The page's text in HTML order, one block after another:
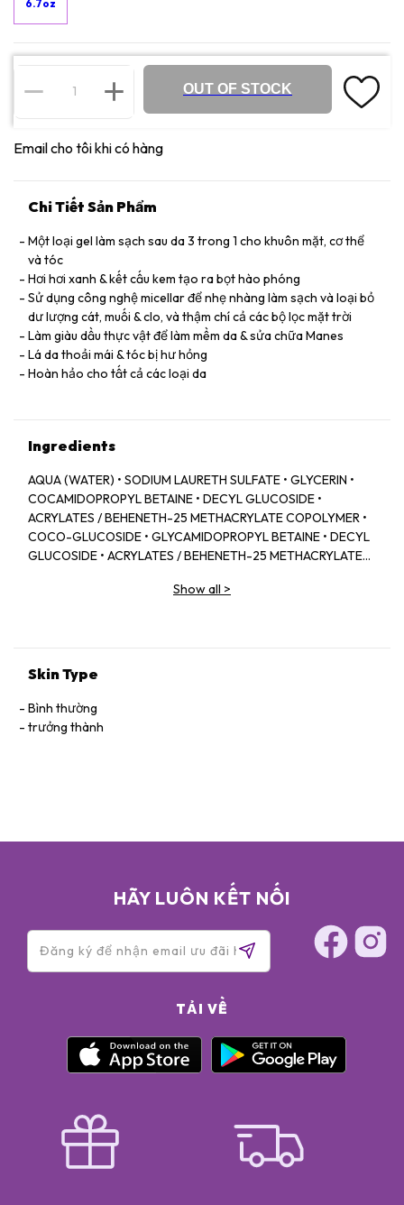
6.7oz
OUT OF STOCK
Email cho tôi khi có hàng
Chi Tiết Sản Phẩm
Một loại gel làm sạch sau da 3 trong 1 cho khuôn mặt, cơ thể
và tóc
Hơi hơi xanh & kết cấu kem tạo ra bọt hào phóng
Sử dụng công nghệ micellar để nhẹ nhàng làm sạch và loại bỏ
dư lượng cát, muối & clo, và thậm chí cả các bộ lọc mặt trời
Làm giàu dầu thực vật để làm mềm da & sửa chữa Manes
Lá da thoải mái & tóc bị hư hỏng
Hoàn hảo cho tất cả các loại da
Ingredients
AQUA (WATER) • SODIUM LAURETH SULFATE • GLYCERIN •
COCAMIDOPROPYL BETAINE • DECYL GLUCOSIDE •
ACRYLATES / BEHENETH-25 METHACRYLATE COPOLYMER •
COCO-GLUCOSIDE • GLYCAMIDOPROPYL BETAINE • DECYL
GLUCOSIDE • ACRYLATES / BEHENETH-25 METHACRYLATE
ROSA CANIFYCOIN COOSAL EXTRACEL OLEATE • ROSA
OTRACEL OTRACTA (CATROSIFYL OTRACT) NTRACTAR
CITRATE • TOCOPHERYL ACETATE • POLYQUATERNIUM-7 •
HIPPOPHAE RHAMNOIDES OIL • TOCOPHEROL • HELIANTHUS
BENZOATE • PHENOXYETHANOL • PERFUME (FRAGRANCE) •
Show all >
Skin Type
Bình thường
trưởng thành
HÃY LUÔN KẾT NỐI
TẢI VỀ